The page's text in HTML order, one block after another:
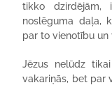
tikko dzirdējām,
noslēguma daļa,
par to vienotību un
Jēzus nelūdz
vakariņās, bet par